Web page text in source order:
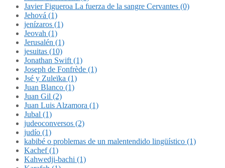
Javier Figueroa La fuerza de la sangre Cervantes (0)
Jehová (1)
jenízaros (1)
Jeovah (1)
Jerusalén (1)
jesuitas (10)
Jonathan Swift (1)
Joseph de Fonfrède (1)
Jsé y Zuleïka (1)
Juan Blanco (1)
Juan Gil (2)
Juan Luis Alzamora (1)
Jubal (1)
judeoconversos (2)
judío (1)
kabibé o problemas de un malentendido lingüístico (1)
Kachef (1)
Kahwedji-bachi (1)